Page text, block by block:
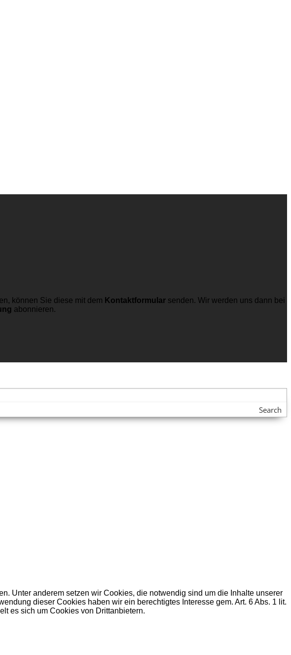
können Sie diese mit dem Kontaktformular senden. Wir werden uns dann bei
abonnieren.
Search
Unter anderem setzen wir Cookies, die notwendig sind um die Inhalte unserer
dieser Cookies haben wir ein berechtigtes Interesse gem. Art. 6 Abs. 1 lit.
es sich um Cookies von Drittanbietern.